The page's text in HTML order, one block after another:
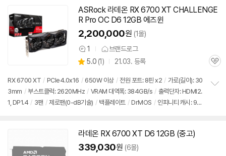
기
ASRock 라데온 RX 6700 XT CHALLENGE
R Pro OC D6 12GB 에즈윈
2,200,000원 (1몰)
상
품
견
1 브랜드로그
별
점
5.0 (상
리
뷰
1) 21.03. 등록
관
RX 6700 XT / PCIe4.0x16 / 650W 이상 / 전원 포트: 8핀 x2 / 가로(길이): 30
3mm / 부스트클럭: 2620MHz / VRAM 대역폭: 384GB/s / 출력단자: HDMI2.
1, DP1.4 / 3팬 / 제로팬(0-dB기술) / 백플레이트 / DrMOS / 인피니티 캐시: 96
라데온 RX 6700 XT D6 12GB (중고)
339,030원 (6몰)